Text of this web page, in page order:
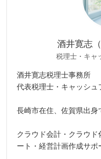
酒井寛志
税理士・キャ
酒井寛志税理士事務所
代表税理士・キャッシ
長崎市在住、佐賀県出身
クラウド会計・クラウ
ート・経営計画作成サポ